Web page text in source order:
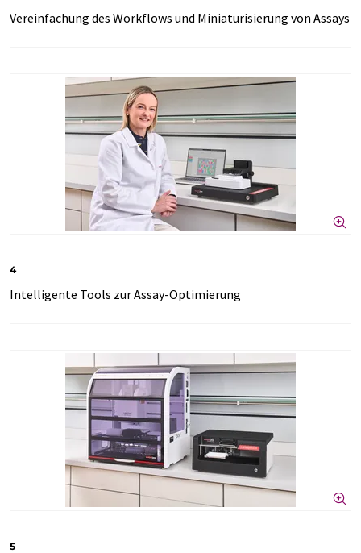
Vereinfachung des Workflows und Miniaturisierung von Assays
4
Intelligente Tools zur Assay-Optimierung
5